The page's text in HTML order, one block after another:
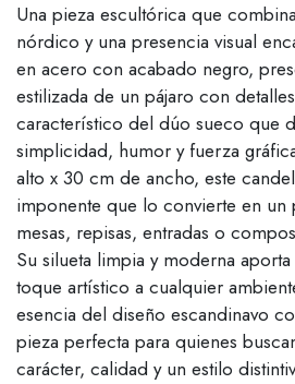
Una pieza escultórica que
nórdico y una presencia visual
en acero con acabado negro,
estilizada de un pájaro con
característico del dúo sueco que
simplicidad, humor y fuerza
alto x 30 cm de ancho, este
imponente que lo convierte en un
mesas, repisas, entradas o
Su silueta limpia y moderna
toque artístico a cualquier
esencia del diseño escandinavo
pieza perfecta para quienes
carácter, calidad y un estilo